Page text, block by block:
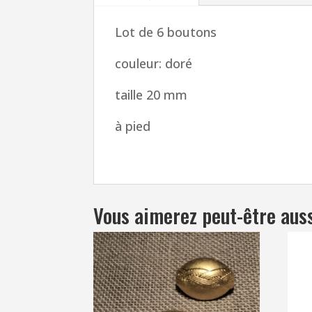
Lot de 6 boutons
couleur: doré
taille 20 mm
à pied
Vous aimerez peut-être